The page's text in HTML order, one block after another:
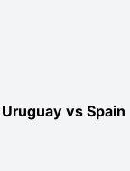
vs Spain